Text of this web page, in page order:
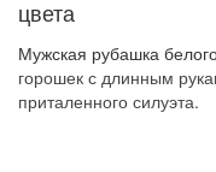
цвета
Мужская рубашка
горошек с длинным
приталенного силуэта.